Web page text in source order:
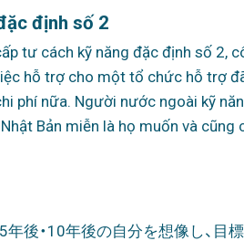
định số 2
tư cách kỹ năng đặc định số 2,
hỗ trợ cho một tổ chức hỗ trợ
phí nữa. Người nước ngoài kỹ
Bản miễn là họ muốn và cũng
年後・10年後の自分を想像し、